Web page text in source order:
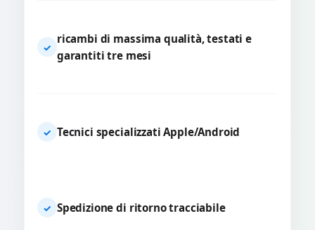
✓
ricambi di massima qualità, testati e
garantiti tre mesi
✓ Tecnici specializzati Apple/Android
✓ Spedizione di ritorno tracciabile